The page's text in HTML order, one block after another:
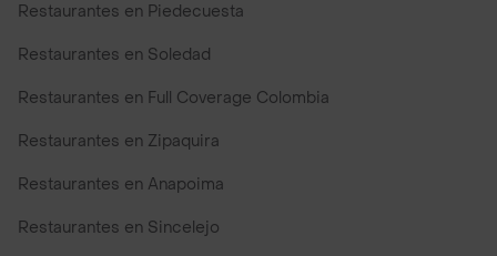
Restaurantes en Piedecuesta
Restaurantes en Soledad
Restaurantes en Full Coverage Colombia
Restaurantes en Zipaquira
Restaurantes en Anapoima
Restaurantes en Sincelejo